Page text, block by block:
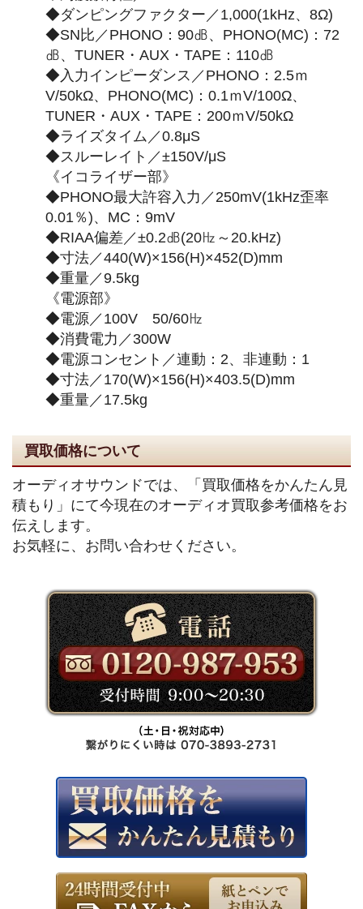
◆ダンピングファクター／1,000(1kHz、8Ω)
◆SN比／PHONO：90㏈、PHONO(MC)：72
㏈、TUNER・AUX・TAPE：110㏈
◆入力インピーダンス／PHONO：2.5ｍ
V/50kΩ、PHONO(MC)：0.1ｍV/100Ω、
TUNER・AUX・TAPE：200ｍV/50kΩ
◆ライズタイム／0.8μS
◆スルーレイト／±150V/μS
《イコライザー部》
◆PHONO最大許容入力／250mV(1kHz歪率
0.01％)、MC：9mV
◆RIAA偏差／±0.2㏈(20㎐～20.kHz)
◆寸法／440(W)×156(H)×452(D)mm
◆重量／9.5kg
《電源部》
◆電源／100V 50/60㎐
◆消費電力／300W
◆電源コンセント／連動：2、非連動：1
◆寸法／170(W)×156(H)×403.5(D)mm
◆重量／17.5kg
買取価格について
オーディオサウンドでは、「買取価格をかんたん見
積もり」にて今現在のオーディオ買取参考価格をお
伝えします。
お気軽に、お問い合わせください。